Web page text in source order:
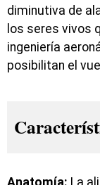
diminutiva de
los seres vivos
ingeniería
posibilitan el
Anatomía: La